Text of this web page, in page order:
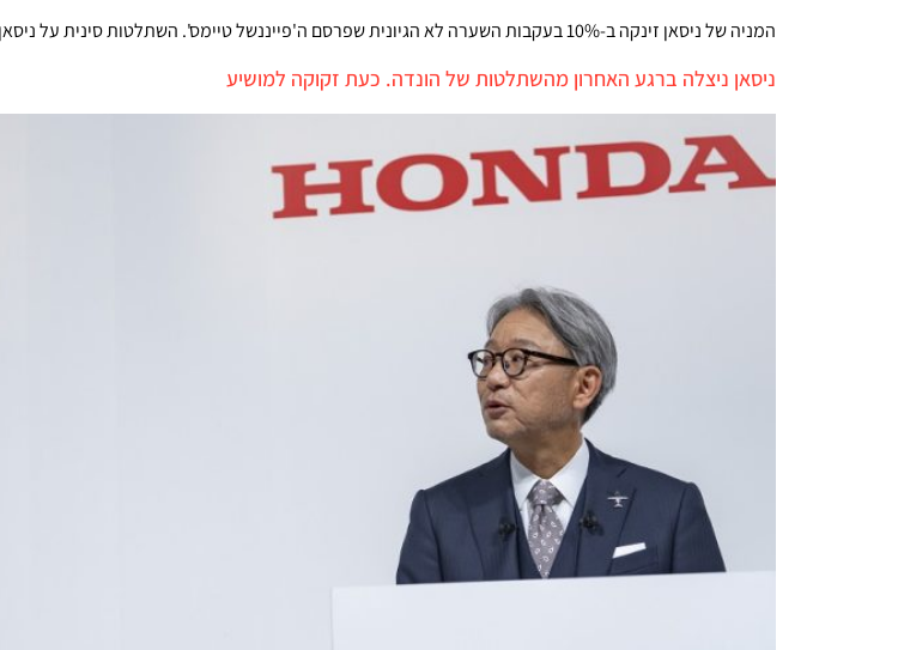
המניה של ניסאן זינקה ב-10% בעקבות השערה לא הגיונית שפרסם ה'פייננשל טיימס'. השתלטות סינית על ניסאן עושה יותר שכל
ניסאן ניצלה ברגע האחרון מהשתלטות של הונדה. כעת זקוקה למושיע